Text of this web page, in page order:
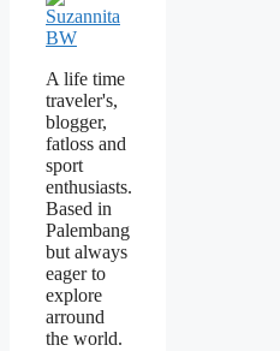
A life time
traveler's,
blogger,
fatloss and
sport
enthusiasts.
Based in
Palembang
but always
eager to
explore
arround
the world.